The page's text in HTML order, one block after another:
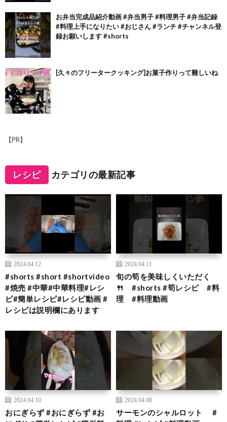
お弁当完成品紹介動画 #弁当男子 #料理男子 #弁当記録
#料理上手になりたい #おじさん #ランチ #チャンネル登
録お願いします #shorts
[久々のフリータークッキング]お菓子作りって難しいね
【PR】
レシピ カテゴリの最新記事
2024.04.12
#shorts #short #shortvideo
#焼売 #中華#中華料理#レシ
ピ#簡単レシピ#レシピ動画 #
レシピは説明欄にあります
2024.04.11
旬の筍を美味しくいただく
🍴 #shorts #筍レシピ #料
理 #料理動画
2024.04.10
おにぎらず #おにぎらず #お
2024.04.08
サーモンのシャルロット #